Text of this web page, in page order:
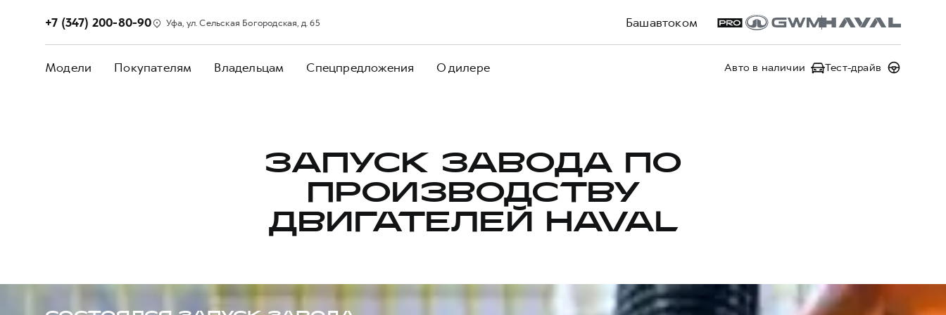
Башавтоком
+7 (347) 200-80-90 Уфа, ул. Сельская Богородская, д. 65
Модели Покупателям Владельцам Спецпредложения О дилере Авто в наличии Тест-драйв
ЗАПУСК ЗАВОДА ПО
ПРОИЗВОДСТВУ
ДВИГАТЕЛЕЙ HAVAL